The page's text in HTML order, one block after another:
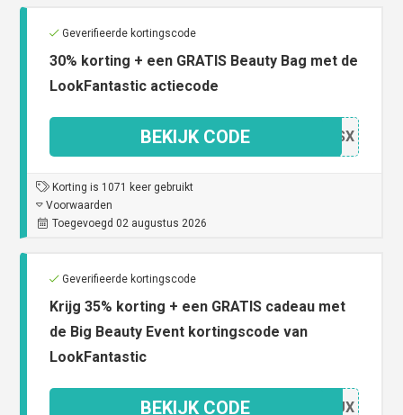
Geverifieerde kortingscode
30% korting + een GRATIS Beauty Bag met de
LookFantastic actiecode
03HSX
BEKIJK CODE
Korting is 1071 keer gebruikt
Voorwaarden
Toegevoegd 02 augustus 2026
Geverifieerde kortingscode
Krijg 35% korting + een GRATIS cadeau met
de Big Beauty Event kortingscode van
LookFantastic
L53UX
BEKIJK CODE